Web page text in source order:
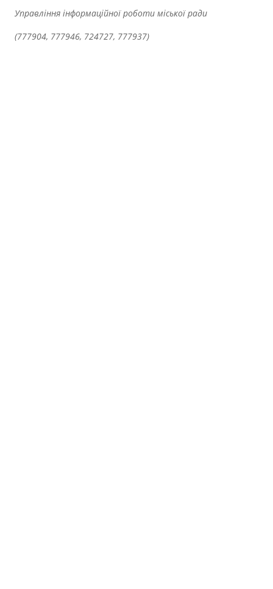
Управління інформаційної роботи міської ради
(777904, 777946, 724727, 777937)